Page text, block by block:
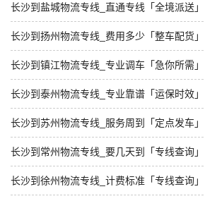
长沙到盐城物流专线_直通专线「全境派送」
长沙到扬州物流专线_费用多少「整车配货」
长沙到镇江物流专线_专业调车「急你所需」
长沙到泰州物流专线_专业靠谱「运保时效」
长沙到苏州物流专线_服务周到「定点发车」
长沙到常州物流专线_要几天到「专线查询」
长沙到徐州物流专线_计费标准「专线查询」